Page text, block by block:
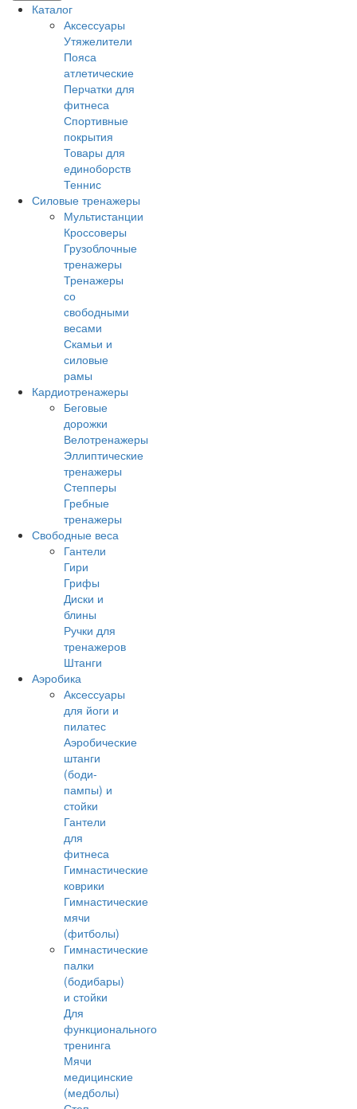
Каталог
Аксессуары
Утяжелители
Пояса
атлетические
Перчатки для
фитнеса
Спортивные
покрытия
Товары для
единоборств
Теннис
Силовые тренажеры
Мультистанции
Кроссоверы
Грузоблочные
тренажеры
Тренажеры
со
свободными
весами
Скамьи и
силовые
рамы
Кардиотренажеры
Беговые
дорожки
Велотренажеры
Эллиптические
тренажеры
Степперы
Гребные
тренажеры
Свободные веса
Гантели
Гири
Грифы
Диски и
блины
Ручки для
тренажеров
Штанги
Аэробика
Аксессуары
для йоги и
пилатес
Аэробические
штанги
(боди-
пампы) и
стойки
Гантели
для
фитнеса
Гимнастические
коврики
Гимнастические
мячи
(фитболы)
Гимнастические
палки
(бодибары)
и стойки
Для
функционального
тренинга
Мячи
медицинские
(медболы)